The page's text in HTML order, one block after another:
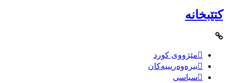
کتێبخانە
مێژووى کورد
بیرەوەریییەکان
سیاسى